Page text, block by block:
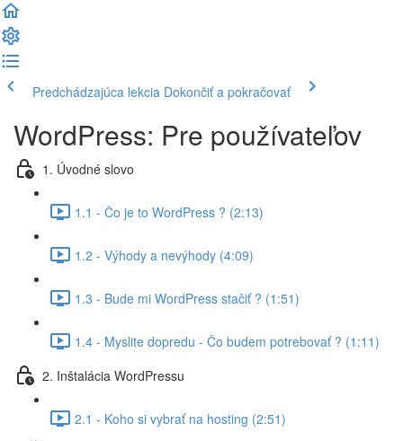
Predchádzajúca lekcia Dokončiť a pokračovať
WordPress: Pre používateľov
1. Úvodné slovo
1.1 - Čo je to WordPress ? (2:13)
1.2 - Výhody a nevýhody (4:09)
1.3 - Bude mi WordPress stačiť ? (1:51)
1.4 - Myslite dopredu - Čo budem potrebovať ? (1:11)
2. Inštalácia WordPressu
2.1 - Koho si vybrať na hosting (2:51)